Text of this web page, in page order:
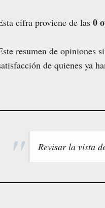
cifra proviene de las 0
resumen de opiniones
de quienes ya
Revisar la vista